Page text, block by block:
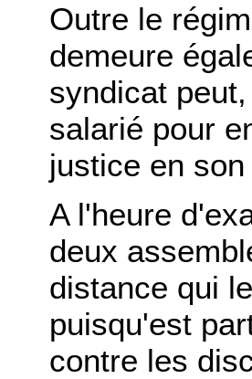
Outre le
demeure
syndicat
salarié pour
justice en son
A l'heure
deux
distance qui
puisqu'est
contre les